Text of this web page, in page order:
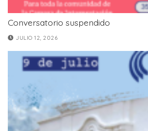
Conversatorio suspendido
JULIO 12, 2026